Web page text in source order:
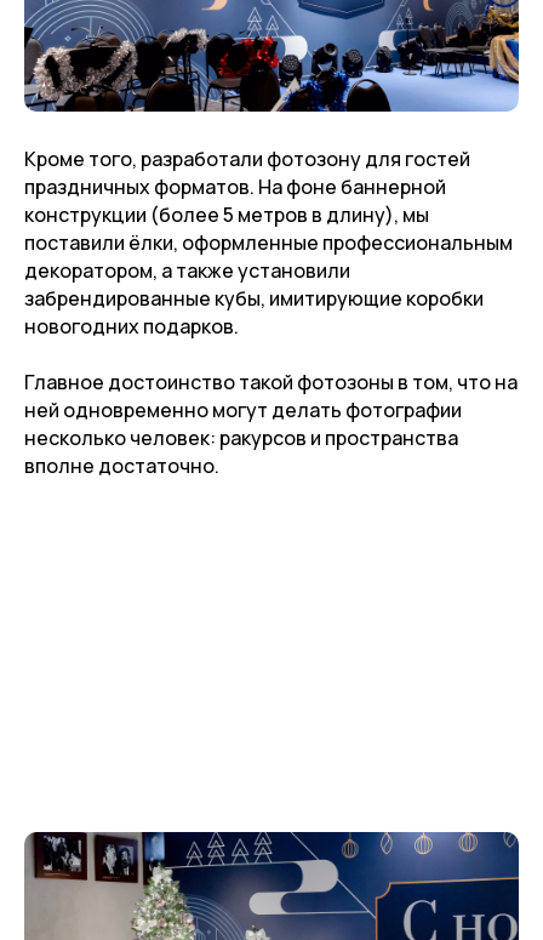
Кроме того, разработали фотозону для гостей
праздничных форматов. На фоне баннерной
конструкции (более 5 метров в длину), мы
поставили ёлки, оформленные профессиональным
декоратором, а также установили
забрендированные кубы, имитирующие коробки
новогодних подарков.
Главное достоинство такой фотозоны в том, что на
ней одновременно могут делать фотографии
несколько человек: ракурсов и пространства
вполне достаточно.